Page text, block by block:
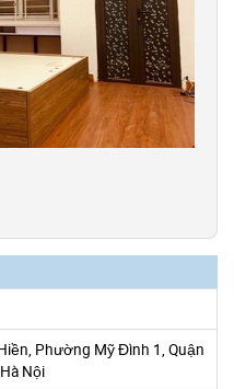
Phường Mỹ Đình 1, Quận
Nội